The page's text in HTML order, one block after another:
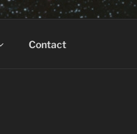
Contact